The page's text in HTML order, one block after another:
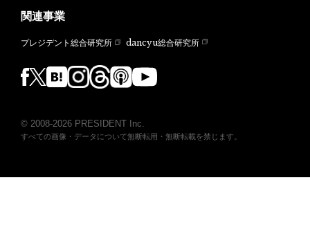
関連事業
プレジデント総合研究所 dancyu総合研究所
© 2008-2026 PRESIDENT Inc.
すべての画像・データについて無断転用・無断転載を禁じます。